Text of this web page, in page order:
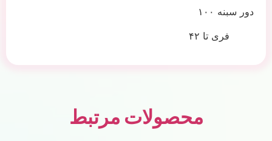
دور سبنه ۱۰۰
فری تا ۴۲
محصولات مرتبط